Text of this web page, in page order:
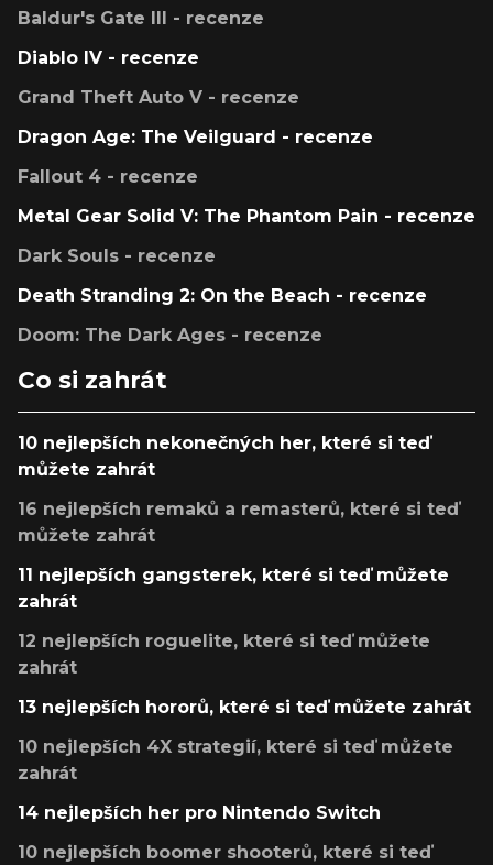
Baldur's Gate III - recenze
Diablo IV - recenze
Grand Theft Auto V - recenze
Dragon Age: The Veilguard - recenze
Fallout 4 - recenze
Metal Gear Solid V: The Phantom Pain - recenze
Dark Souls - recenze
Death Stranding 2: On the Beach - recenze
Doom: The Dark Ages - recenze
Co si zahrát
10 nejlepších nekonečných her, které si teď
můžete zahrát
16 nejlepších remaků a remasterů, které si teď
můžete zahrát
11 nejlepších gangsterek, které si teď můžete
zahrát
12 nejlepších roguelite, které si teď můžete
zahrát
13 nejlepších hororů, které si teď můžete zahrát
10 nejlepších 4X strategií, které si teď můžete
zahrát
14 nejlepších her pro Nintendo Switch
10 nejlepších boomer shooterů, které si teď